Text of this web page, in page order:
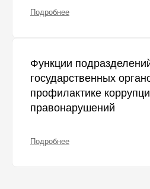
Подробнее
Функции
государственных
профилактике
правонарушений
Подробнее